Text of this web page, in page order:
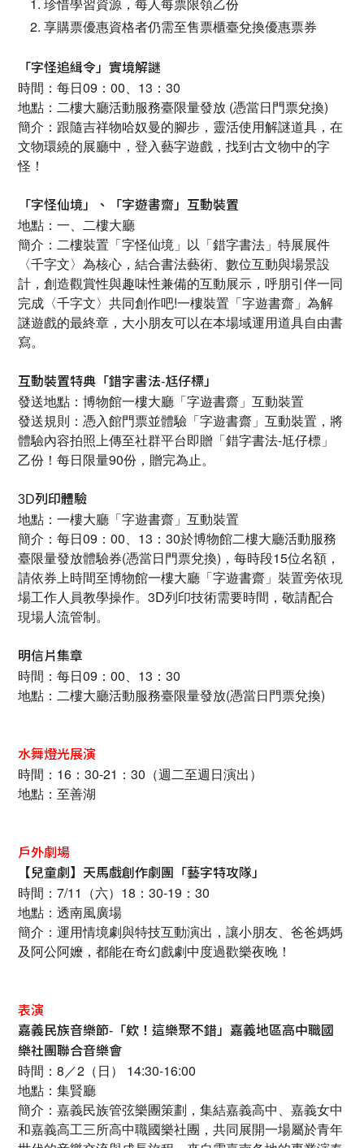
享購票優惠資格者仍需至售票櫃臺兌換優惠票券
「字怪追緝令」實境解謎
時間：每日09：00、13：30
地點：二樓大廳活動服務臺限量發放 (憑當日門票兌換)
簡介：跟隨吉祥物哈奴曼的腳步，靈活使用解謎道具，在
文物環繞的展廳中，登入藝字遊戲，找到古文物中的字
怪！
「字怪仙境」、「字遊書齋」互動裝置
地點：一、二樓大廳
簡介：二樓裝置「字怪仙境」以「錯字書法」特展展件
〈千字文〉為核心，結合書法藝術、數位互動與場景設
計，創造觀賞性與趣味性兼備的互動展示，呼朋引伴一同
完成〈千字文〉共同創作吧!一樓裝置「字遊書齋」為解
謎遊戲的最終章，大小朋友可以在本場域運用道具自由書
寫。
互動裝置特典「錯字書法-尪仔標」
發送地點：博物館一樓大廳「字遊書齋」互動裝置
發送規則：憑入館門票並體驗「字遊書齋」互動裝置，將
體驗內容拍照上傳至社群平台即贈「錯字書法-尪仔標」
乙份！每日限量90份，贈完為止。
3D列印體驗
地點：一樓大廳「字遊書齋」互動裝置
簡介：每日09：00、13：30於博物館二樓大廳活動服務
臺限量發放體驗券(憑當日門票兌換)，每時段15位名額，
請依券上時間至博物館一樓大廳「字遊書齋」裝置旁依現
場工作人員教學操作。3D列印技術需要時間，敬請配合
現場人流管制。
明信片集章
時間：每日09：00、13：30
地點：二樓大廳活動服務臺限量發放(憑當日門票兌換)
水舞燈光展演
時間：16：30-21：30（週二至週日演出）
地點：至善湖
戶外劇場
【兒童劇】天馬戲創作劇團「藝字特攻隊」
時間：7/11（六）18：30-19：30
地點：透南風廣場
簡介：運用情境劇與特技互動演出，讓小朋友、爸爸媽媽
及阿公阿嬤，都能在奇幻戲劇中度過歡樂夜晚！
表演
嘉義民族音樂節-「欸！這樂聚不錯」嘉義地區高中職國
樂社團聯合音樂會
時間：8／2（日） 14:30-16:00
地點：集賢廳
簡介：嘉義民族管弦樂團策劃，集結嘉義高中、嘉義女中
和嘉義高工三所高中職國樂社團，共同展開一場屬於青年